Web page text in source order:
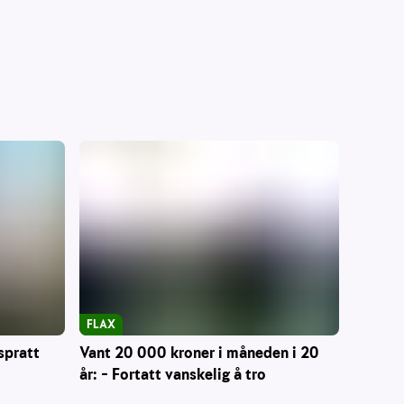
Vant 20 000 kroner i måneden i 20
år: – Fortatt vanskelig å tro
FLAX